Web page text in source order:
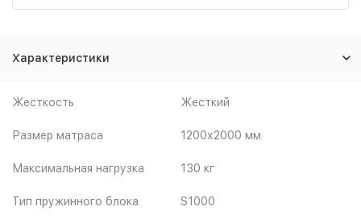
Характеристики
Жесткость Жесткий
Размер матраса 1200х2000 мм
Максимальная нагрузка 130 кг
Тип пружинного блока S1000